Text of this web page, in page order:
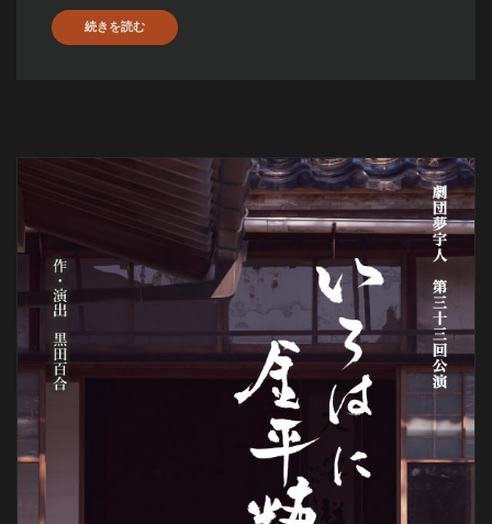
続きを読む